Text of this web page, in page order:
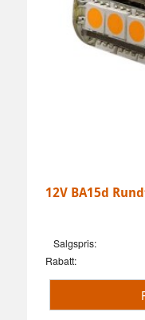
12V BA15d
Salgspris:
Rabatt: